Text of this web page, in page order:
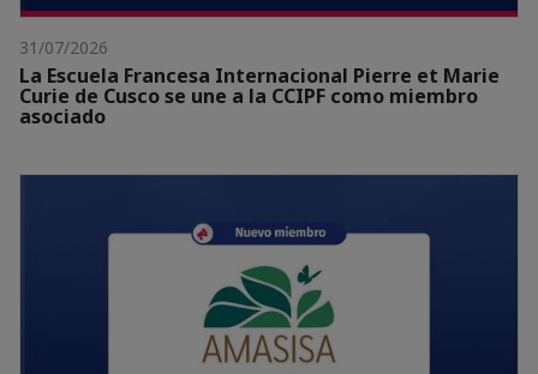
31/07/2026
La Escuela Francesa Internacional Pierre et Marie
Curie de Cusco se une a la CCIPF como miembro
asociado